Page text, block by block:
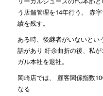
う店舗管理を14年行う。 赤
績を残す。
ある時、後継者がいないとい
話があり 紆余曲折の後、私
ガル本社を退社。
岡崎店では、 顧客関係指数
なる